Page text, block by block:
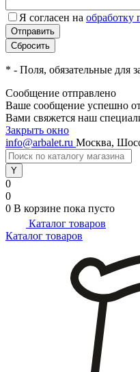
Я согласен на обработку
* - Поля, обязательные для
Сообщение отправлено
Ваше сообщение успешно
Вами свяжется наш
Закрыть окно
info@arbalet.ru Москва,
0
0
0 В корзине пока пусто
Каталог товаров
Каталог товаров